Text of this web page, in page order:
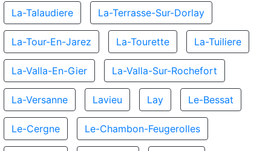
La-Talaudiere La-Terrasse-Sur-Dorlay
La-Tour-En-Jarez La-Tourette La-Tuiliere
La-Valla-En-Gier La-Valla-Sur-Rochefort
La-Versanne Lavieu Lay Le-Bessat
Le-Cergne Le-Chambon-Feugerolles